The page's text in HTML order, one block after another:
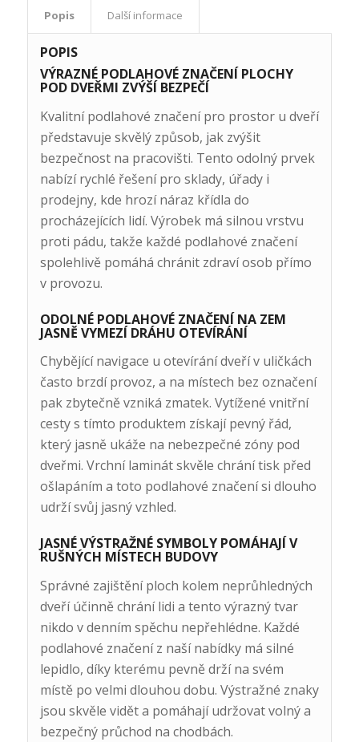
Popis Další informace
POPIS
VÝRAZNÉ PODLAHOVÉ ZNAČENÍ PLOCHY
POD DVEŘMI ZVÝŠÍ BEZPEČÍ
Kvalitní podlahové značení pro prostor u dveří
představuje skvělý způsob, jak zvýšit
bezpečnost na pracovišti. Tento odolný prvek
nabízí rychlé řešení pro sklady, úřady i
prodejny, kde hrozí náraz křídla do
procházejících lidí. Výrobek má silnou vrstvu
proti pádu, takže každé podlahové značení
spolehlivě pomáhá chránit zdraví osob přímo
v provozu.
ODOLNÉ PODLAHOVÉ ZNAČENÍ NA ZEM
JASNĚ VYMEZÍ DRÁHU OTEVÍRÁNÍ
Chybějící navigace u otevírání dveří v uličkách
často brzdí provoz, a na místech bez označení
pak zbytečně vzniká zmatek. Vytížené vnitřní
cesty s tímto produktem získají pevný řád,
který jasně ukáže na nebezpečné zóny pod
dveřmi. Vrchní laminát skvěle chrání tisk před
ošlapáním a toto podlahové značení si dlouho
udrží svůj jasný vzhled.
JASNÉ VÝSTRAŽNÉ SYMBOLY POMÁHAJÍ V
RUŠNÝCH MÍSTECH BUDOVY
Správné zajištění ploch kolem neprůhledných
dveří účinně chrání lidi a tento výrazný tvar
nikdo v denním spěchu nepřehlédne. Každé
podlahové značení z naší nabídky má silné
lepidlo, díky kterému pevně drží na svém
místě po velmi dlouhou dobu. Výstražné znaky
jsou skvěle vidět a pomáhají udržovat volný a
bezpečný průchod na chodbách.